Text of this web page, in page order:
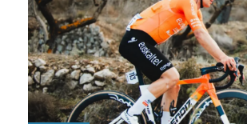
fitxategiak erabiltzen ditu. Zure
zerbitzuak hobetzeko asmoz, cookie
baliatzen gara. Ohar hau onartuz gero,
erabiltzeko baimen esplizitua ematen
irakurri